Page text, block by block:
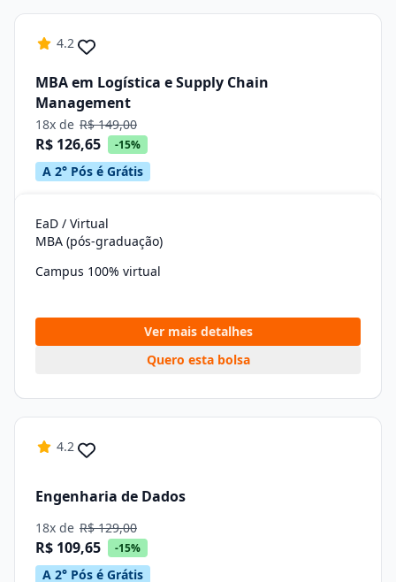
4.2
MBA em Logística e Supply Chain
Management
18x de R$ 149,00
R$ 126,65 -15%
A 2° Pós é Grátis
EaD / Virtual
MBA (pós-graduação)
Campus 100% virtual
Ver mais detalhes
Quero esta bolsa
4.2
Engenharia de Dados
18x de R$ 129,00
R$ 109,65 -15%
A 2° Pós é Grátis